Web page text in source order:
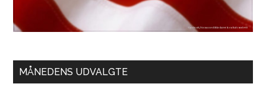
MÅNEDENS UDVALGTE